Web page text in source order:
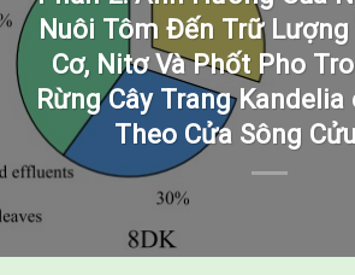
Nuôi Tôm Đến Trữ
Cơ, Nitơ Và Phốt Pho
Rừng Cây Trang
Theo Cửa Sông